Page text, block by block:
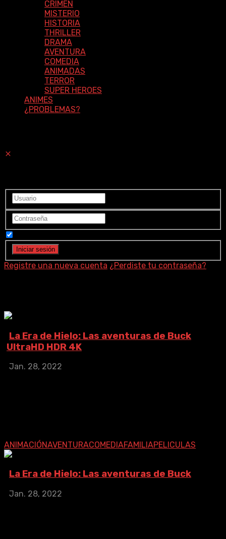
CRIMEN
MISTERIO
HISTORIA
THRILLER
DRAMA
AVENTURA
COMEDIA
ANIMADAS
TERROR
SUPER HEROES
ANIMES
¿PROBLEMAS?
Registre una nueva cuenta ¿Perdiste tu contraseña?
La Era de Hielo: Las aventuras de Buck
UltraHD HDR 4K
Jan. 28, 2022
ANIMACIÓNAVENTURACOMEDIAFAMILIAPELICULAS
La Era de Hielo: Las aventuras de Buck
Jan. 28, 2022